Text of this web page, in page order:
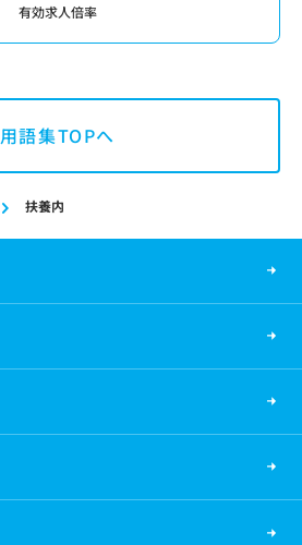
有効求人倍率
用語集TOPへ
扶養内